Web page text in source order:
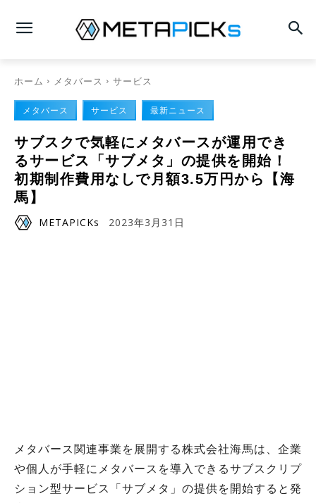
ホーム メタバース サービス
メタバース サービス 最新ニュース
サブスクで気軽にメタバースが運用でき
るサービス「サブメタ」の提供を開始！
初期制作費用なしで月額3.5万円から【海
馬】
METAPICKs 2023年3月31日
メタバース関連事業を展開する株式会社海馬は、企業
や個人が手軽にメタバースを導入できるサブスクリプ
ション型サービス「サブメタ」の提供を開始すると発